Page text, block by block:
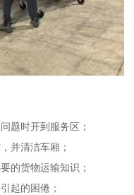
题时开到服务区；
并清洁车厢；
的货物运输知识；
起的困倦；